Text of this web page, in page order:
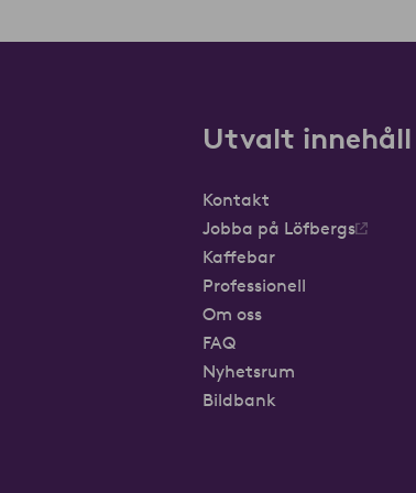
Utvalt innehåll
Kontakt
Jobba på Löfbergs
Kaffebar
Professionell
Om oss
FAQ
Nyhetsrum
Bildbank